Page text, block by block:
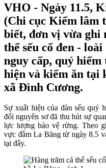
VHO - Ngày 11.5,
(Chi cục Kiểm lâm
biết, đơn vị vừa ghi
thể sếu cổ đen -
nguy cấp, quý
hiện và kiếm ăn tại
xã Đình Cương.
Sự xuất hiện của đàn sếu quý
đối nguyên sơ đã thu hút sự
lực lượng bảo vệ rừng. Theo
vực đầm La Băng từ ngày 8.5
tại đây.